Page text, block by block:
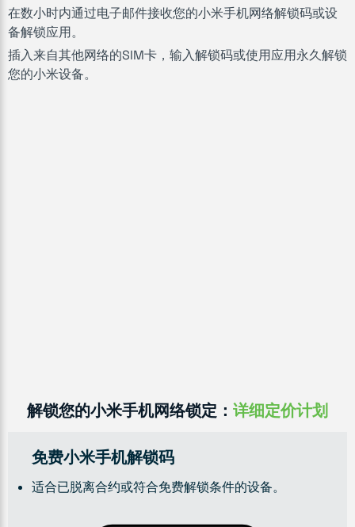
在数小时内通过电子邮件接收您的小米手机网络解锁码或设
备解锁应用。
插入来自其他网络的SIM卡，输入解锁码或使用应用永久解锁
您的小米设备。
解锁您的小米手机网络锁定： 详细定价计划
免费小米手机解锁码
适合已脱离合约或符合免费解锁条件的设备。